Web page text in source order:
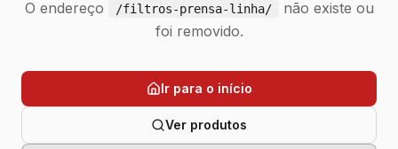
O endereço /filtros-prensa-linha/
não existe ou
foi removido.
Ir para o início
Ver produtos